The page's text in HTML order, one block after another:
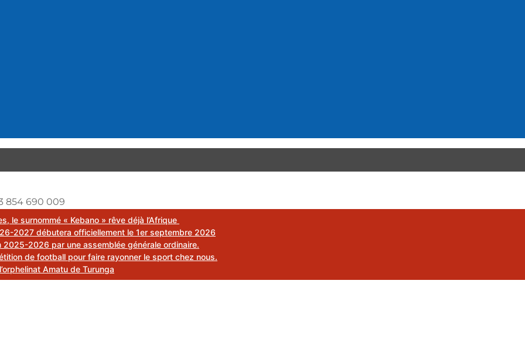
854 690 009
le surnommé « Kebano » rêve déjà l’Afrique
2027 débutera officiellement le 1er septembre 2026
2025-2026 par une assemblée générale ordinaire.
de football pour faire rayonner le sport chez nous.
Amatu de Turunga